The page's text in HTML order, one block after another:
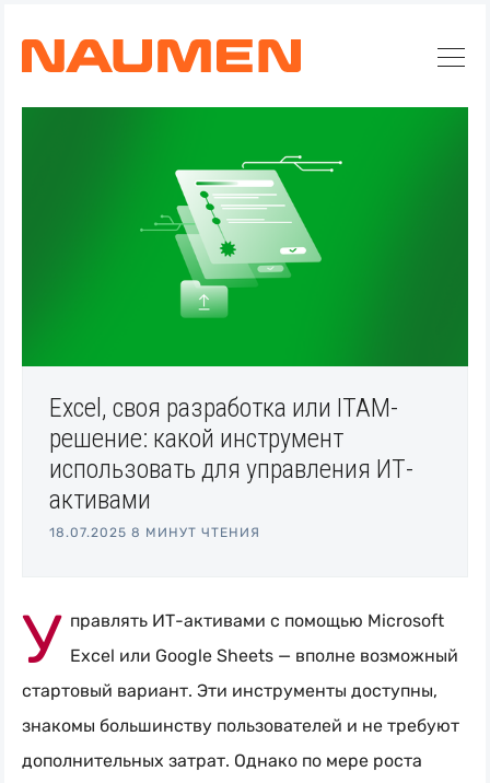
Искать
Naumen:
мониторинг
и
автоматизация
Excel, своя разработка или ITAM-
решение: какой инструмент
использовать для управления ИТ-
активами
18.07.2025 8 МИНУТ ЧТЕНИЯ
У правлять ИТ-активами с помощью Microsoft
Excel или Google Sheets — вполне возможный
стартовый вариант. Эти инструменты доступны,
знакомы большинству пользователей и не требуют
дополнительных затрат. Однако по мере роста